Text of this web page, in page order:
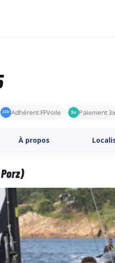
FFV Adhérent FFVoile 3x Paiement 3x
À propos